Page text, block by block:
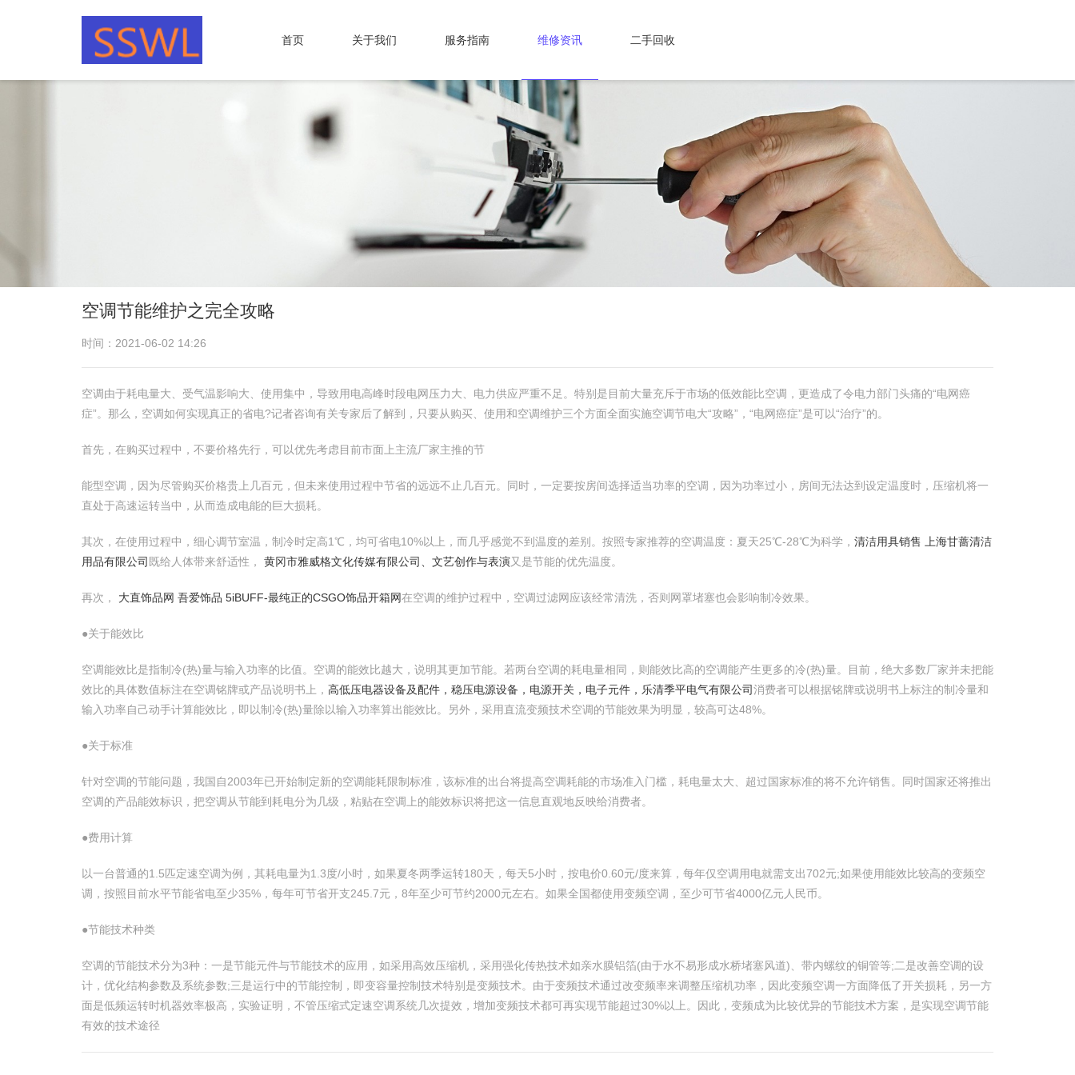
首页 关于我们 服务指南 维修资讯 二手回收
空调节能维护之完全攻略
时间：2021-06-02 14:26
空调由于耗电量大、受气温影响大、使用集中，导致用电高峰时段电网压力大、电力供应严重不足。特别是目前大量充斥于市场的低效能比空调，更造成了令电力部门头痛的“电网癌
症”。那么，空调如何实现真正的省电?记者咨询有关专家后了解到，只要从购买、使用和空调维护三个方面全面实施空调节电大“攻略”，“电网癌症”是可以“治疗”的。
首先，在购买过程中，不要价格先行，可以优先考虑目前市面上主流厂家主推的节
能型空调，因为尽管购买价格贵上几百元，但未来使用过程中节省的远远不止几百元。同时，一定要按房间选择适当功率的空调，因为功率过小，房间无法达到设定温度时，压缩机将一
直处于高速运转当中，从而造成电能的巨大损耗。
其次，在使用过程中，细心调节室温，制冷时定高1℃，均可省电10%以上，而几乎感觉不到温度的差别。按照专家推荐的空调温度：夏天25℃-28℃为科学， 清洁用具销售 上海甘蔷清洁
用品有限公司 既给人体带来舒适性， 黄冈市雅威格文化传媒有限公司、文艺创作与表演又是节能的优先温度。
再次， 大直饰品网 吾爱饰品 5iBUFF-最纯正的CSGO饰品开箱网在空调的维护过程中，空调过滤网应该经常清洗，否则网罩堵塞也会影响制冷效果。
●关于能效比
空调能效比是指制冷(热)量与输入功率的比值。空调的能效比越大，说明其更加节能。若两台空调的耗电量相同，则能效比高的空调能产生更多的冷(热)量。目前，绝大多数厂家并未把能
效比的具体数值标注在空调铭牌或产品说明书上， 高低压电器设备及配件，稳压电源设备，电源开关，电子元件，乐清季平电气有限公司消费者可以根据铭牌或说明书上标注的制冷量和
输入功率自己动手计算能效比，即以制冷(热)量除以输入功率算出能效比。另外，采用直流变频技术空调的节能效果为明显，较高可达48%。
●关于标准
针对空调的节能问题，我国自2003年已开始制定新的空调能耗限制标准，该标准的出台将提高空调耗能的市场准入门槛，耗电量太大、超过国家标准的将不允许销售。同时国家还将推出
空调的产品能效标识，把空调从节能到耗电分为几级，粘贴在空调上的能效标识将把这一信息直观地反映给消费者。
●费用计算
以一台普通的1.5匹定速空调为例，其耗电量为1.3度/小时，如果夏冬两季运转180天，每天5小时，按电价0.60元/度来算，每年仅空调用电就需支出702元;如果使用能效比较高的变频空
调，按照目前水平节能省电至少35%，每年可节省开支245.7元，8年至少可节约2000元左右。如果全国都使用变频空调，至少可节省4000亿元人民币。
●节能技术种类
空调的节能技术分为3种：一是节能元件与节能技术的应用，如采用高效压缩机，采用强化传热技术如亲水膜铝箔(由于水不易形成水桥堵塞风道)、带内螺纹的铜管等;二是改善空调的设
计，优化结构参数及系统参数;三是运行中的节能控制，即变容量控制技术特别是变频技术。由于变频技术通过改变频率来调整压缩机功率，因此变频空调一方面降低了开关损耗，另一方
面是低频运转时机器效率极高，实验证明，不管压缩式定速空调系统几次提效，增加变频技术都可再实现节能超过30%以上。因此，变频成为比较优异的节能技术方案，是实现空调节能
有效的技术途径